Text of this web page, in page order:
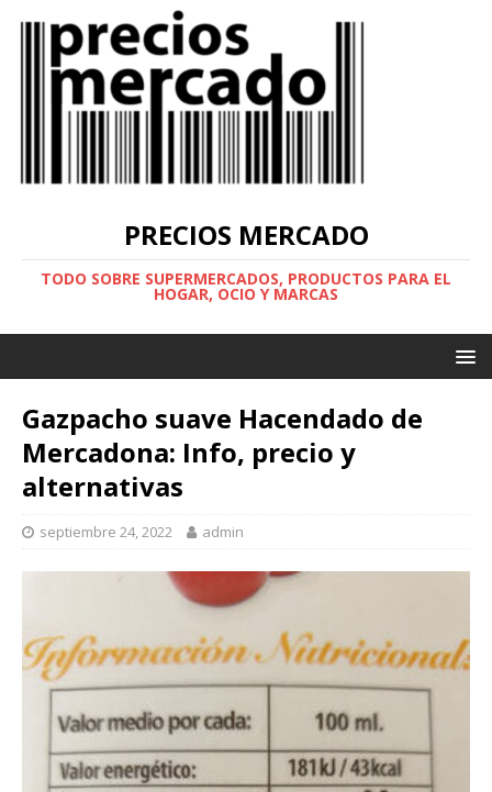
PRECIOS MERCADO
TODO SOBRE SUPERMERCADOS, PRODUCTOS PARA EL
HOGAR, OCIO Y MARCAS
Gazpacho suave Hacendado de
Mercadona: Info, precio y
alternativas
septiembre 24, 2022 admin